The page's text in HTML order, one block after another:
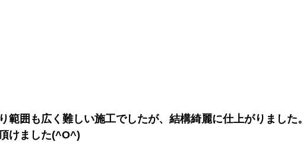
範囲も広く難しい施工でしたが、結構綺麗に仕上がりました。
けました(^O^)